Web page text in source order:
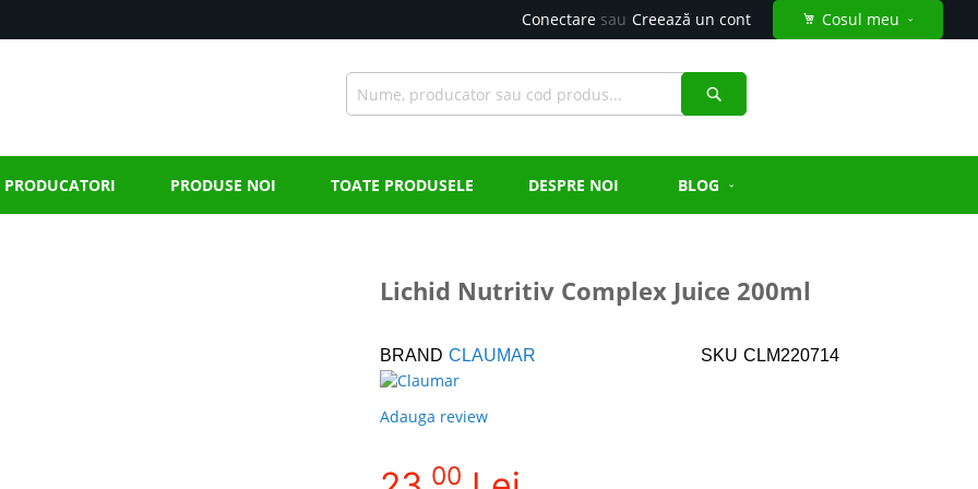
Cosul meu
Conectare Creează un cont
PRODUCATORI PRODUSE NOI TOATE PRODUSELE DESPRE NOI BLOG
Lichid Nutritiv Complex Juice 200ml
BRAND CLAUMAR SKU CLM220714
Adauga review
00